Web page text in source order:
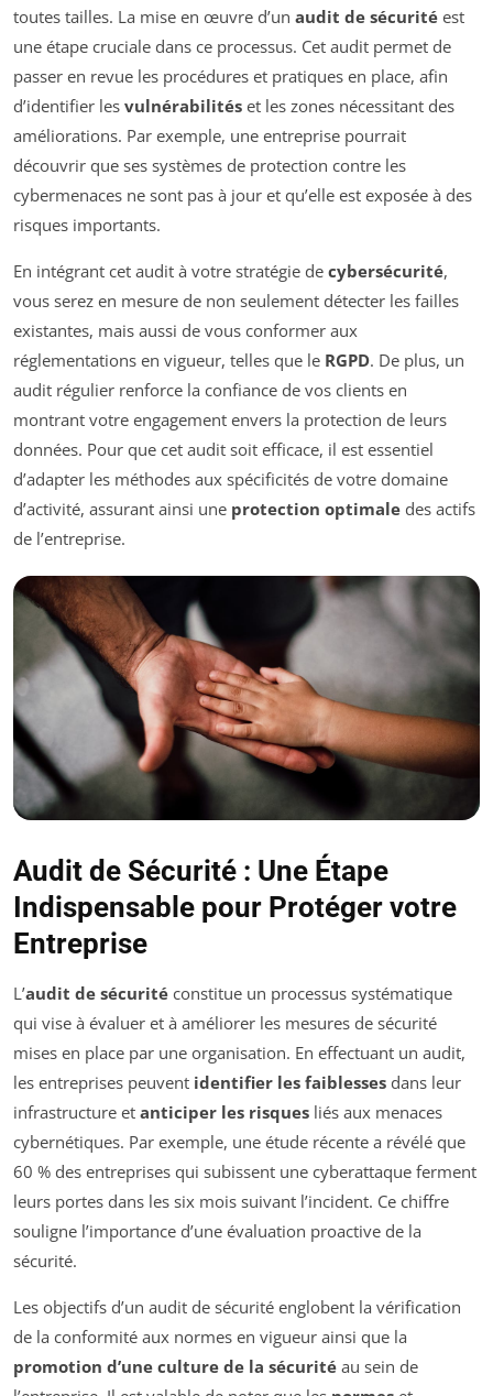
toutes tailles. La mise en œuvre d’un audit de sécurité est
une étape cruciale dans ce processus. Cet audit permet de
passer en revue les procédures et pratiques en place, afin
d’identifier les vulnérabilités et les zones nécessitant des
améliorations. Par exemple, une entreprise pourrait
découvrir que ses systèmes de protection contre les
cybermenaces ne sont pas à jour et qu’elle est exposée à des
risques importants.
En intégrant cet audit à votre stratégie de cybersécurité,
vous serez en mesure de non seulement détecter les failles
existantes, mais aussi de vous conformer aux
réglementations en vigueur, telles que le RGPD. De plus, un
audit régulier renforce la confiance de vos clients en
montrant votre engagement envers la protection de leurs
données. Pour que cet audit soit efficace, il est essentiel
d’adapter les méthodes aux spécificités de votre domaine
d’activité, assurant ainsi une protection optimale des actifs
de l’entreprise.
Audit de Sécurité : Une Étape
Indispensable pour Protéger votre
Entreprise
L’audit de sécurité constitue un processus systématique
qui vise à évaluer et à améliorer les mesures de sécurité
mises en place par une organisation. En effectuant un audit,
les entreprises peuvent identifier les faiblesses dans leur
infrastructure et anticiper les risques liés aux menaces
cybernétiques. Par exemple, une étude récente a révélé que
60 % des entreprises qui subissent une cyberattaque ferment
leurs portes dans les six mois suivant l’incident. Ce chiffre
souligne l’importance d’une évaluation proactive de la
sécurité.
Les objectifs d’un audit de sécurité englobent la vérification
de la conformité aux normes en vigueur ainsi que la
promotion d’une culture de la sécurité au sein de